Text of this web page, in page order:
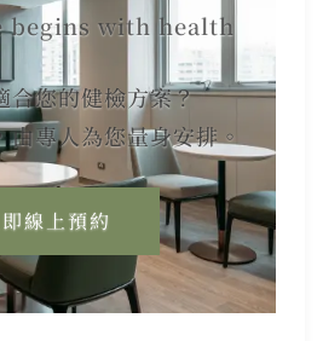
with health
合您的健檢方案？
由專人為您量身安排。
線上預約